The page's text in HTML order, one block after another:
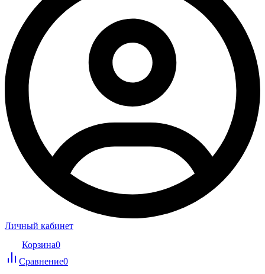
Личный кабинет
Корзина0
Сравнение0